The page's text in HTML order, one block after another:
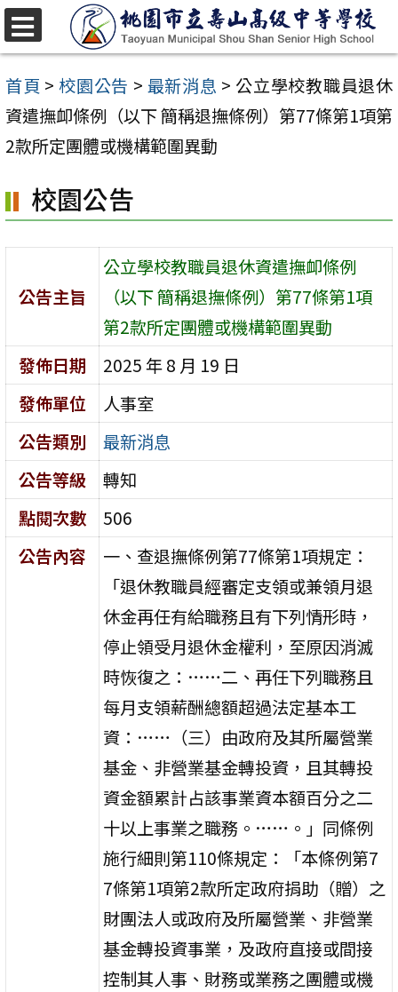
跳
至
主
要
內
區
首頁 > 校園公告 > 最新消息 > 公立學校教職員退休
資遣撫卹條例（以下 簡稱退撫條例）第77條第1項第
2款所定團體或機構範圍異動
校園公告
公告主旨
公立學校教職員退休資遣撫卹條例
（以下 簡稱退撫條例）第77條第1項
第2款所定團體或機構範圍異動
發佈日期
2025 年 8 月 19 日
發佈單位
人事室
公告類別
最新消息
公告等級
轉知
點閱次數
506
公告內容
一、查退撫條例第77條第1項規定：
「退休教職員經審定支領或兼領月退
休金再任有給職務且有下列情形時，
停止領受月退休金權利，至原因消滅
時恢復之：……二、再任下列職務且
每月支領薪酬總額超過法定基本工
資：……（三）由政府及其所屬營業
基金、非營業基金轉投資，且其轉投
資金額累計占該事業資本額百分之二
十以上事業之職務。……。」同條例
施行細則第110條規定：「本條例第7
7條第1項第2款所定政府捐助（贈）之
財團法人或政府及所屬營業、非營業
基金轉投資事業，及政府直接或間接
控制其人事、財務或業務之團體或機
選
單